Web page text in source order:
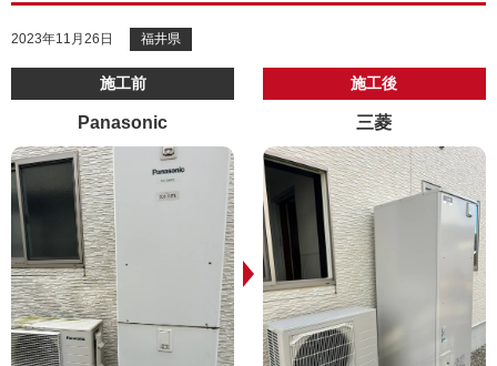
2023年11月26日 福井県
施工前
Panasonic
施工後
三菱